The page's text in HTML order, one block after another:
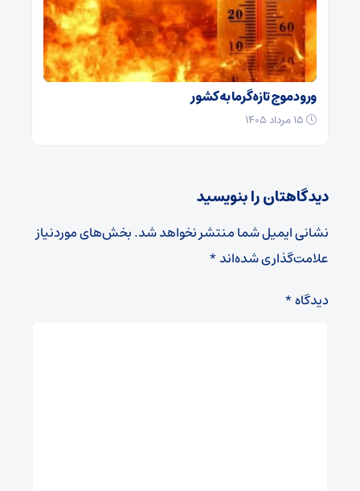
ورود موج تازه گرما به کشور
دیدگاهتان را بنویسید
نشانی ایمیل شما منتشر نخواهد شد.بخش‌های موردنیاز
علامت‌گذاری شده‌اند*
دیدگاه*